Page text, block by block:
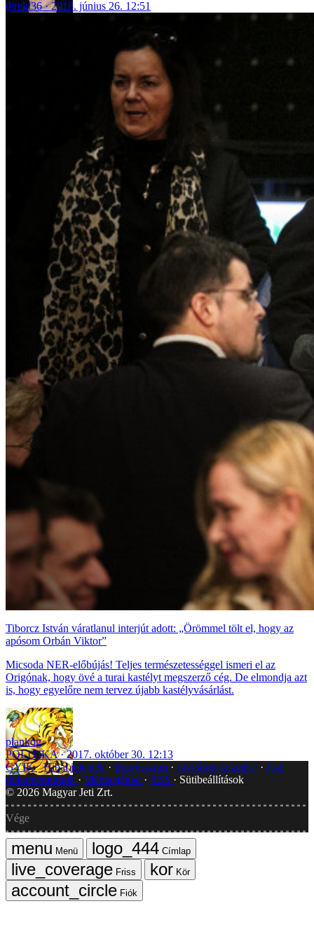
direkt36 2018. június 26. 12:51
Tiborcz István váratlanul interjút adott: „Örömmel tölt el, hogy az
apósom Orbán Viktor”
Micsoda NER-előbújás! Teljes természetességgel ismeri el az
Origónak, hogy övé a turai kastélyt megszerző cég. De elmondja azt
is, hogy egyelőre nem tervez újabb kastélyvásárlást.
plankog
POLITIKA
2017. október 30. 12:13
GYIK Hibát jelentek Impresszum Javítások kezelése
Jogi
dokumentumok
Médiaajánlat RSS
Sütibeállítások
© 2026 Magyar Jeti Zrt.
Vége
Menü
Címlap
Friss
Kör
Fiók